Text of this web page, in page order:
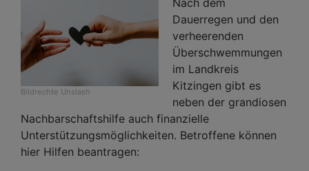
Bildrechte Unslash
Dauerregen und den
verheerenden
Überschwemmungen
im Landkreis
Kitzingen gibt es
neben der grandiosen
Nachbarschaftshilfe auch finanzielle
Unterstützungsmöglichkeiten. Betroffene können
hier Hilfen beantragen: